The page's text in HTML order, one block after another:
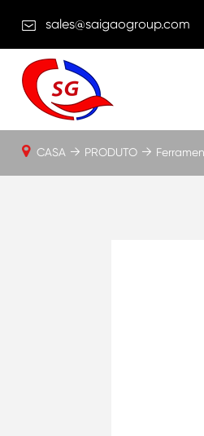
sales@saigaogroup.com
CASA PRODUTO